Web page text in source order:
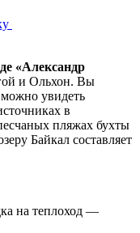
«Александр
и Ольхон. Вы
увидеть
в
пляжах бухты
Байкал составляет
на теплоход —